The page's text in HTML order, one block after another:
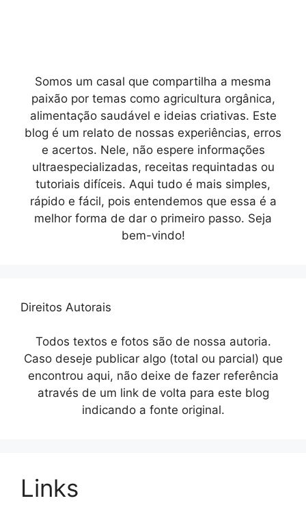
Somos um casal que compartilha a mesma
paixão por temas como agricultura orgânica,
alimentação saudável e ideias criativas. Este
blog é um relato de nossas experiências, erros
e acertos. Nele, não espere informações
ultraespecializadas, receitas requintadas ou
tutoriais difíceis. Aqui tudo é mais simples,
rápido e fácil, pois entendemos que essa é a
melhor forma de dar o primeiro passo. Seja
bem-vindo!
Direitos Autorais
Todos textos e fotos são de nossa autoria.
Caso deseje publicar algo (total ou parcial) que
encontrou aqui, não deixe de fazer referência
através de um link de volta para este blog
indicando a fonte original.
Links